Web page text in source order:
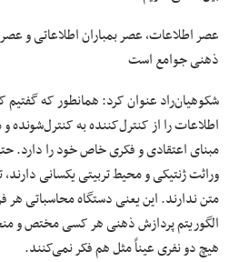
عصر اطلاعات، عصر بمباران اطلاعاتی و
ذهنی جوامع است
شکوهیان‌راد عنوان کرد: همانطور که گفتیم
اطلاعات را از کنترل‌کننده به کنترل‌شونده
مبنای اعتقادی و فکری خاص خود را دارد.
وراثت ژنتیکی و محیط تربیتی یکسانی
متن ندارند. این یعنی دستگاه محاسباتی
الگوریتم پردازش ذهنی هر کسی مختص و
هیچ دو نفری عیناً مثل هم فکر نمی‌کنند.